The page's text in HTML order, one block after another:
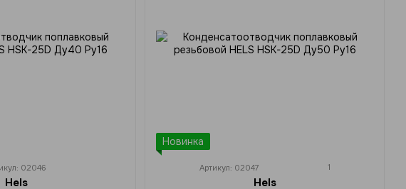
02046
Hels
Новинка
Артикул: 02047 1
Hels